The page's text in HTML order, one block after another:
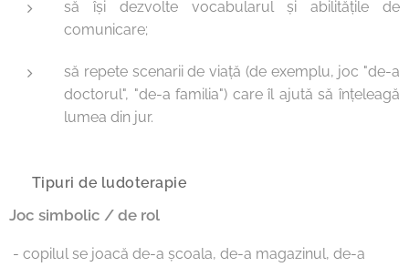
să își dezvolte vocabularul și abilitățile de
comunicare;
să repete scenarii de viață (de exemplu, joc "de-a
doctorul", "de-a familia") care îl ajută să înțeleagă
lumea din jur.
🔹 Tipuri de ludoterapie
Joc simbolic / de rol
- copilul se joacă de-a școala, de-a magazinul, de-a